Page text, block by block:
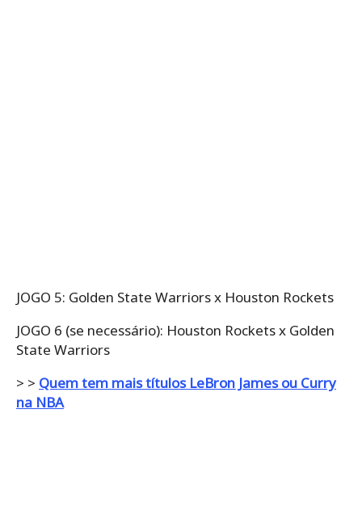
JOGO 5: Golden State Warriors x Houston Rockets
JOGO 6 (se necessário): Houston Rockets x Golden
State Warriors
> > Quem tem mais títulos LeBron James ou Curry
na NBA